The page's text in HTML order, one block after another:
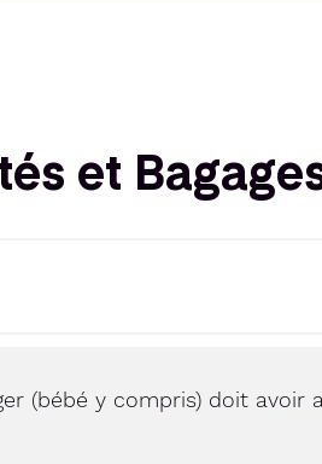
et
(bébé y compris) doit avoir